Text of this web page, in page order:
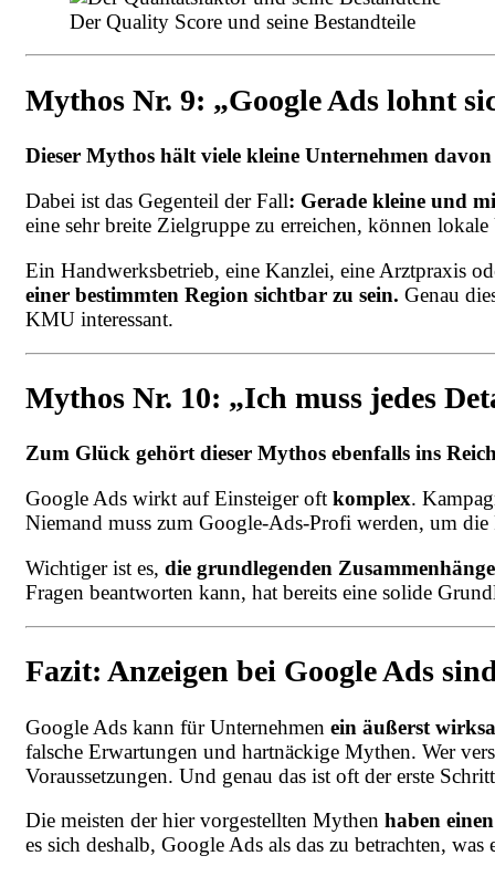
Der Quality Score und seine Bestandteile
Mythos Nr. 9: „Google Ads lohnt
Dieser Mythos hält viele kleine Unternehmen
Dabei ist das Gegenteil der Fall: Gerade kleine und
eine sehr breite Zielgruppe zu erreichen, können
Ein Handwerksbetrieb, eine Kanzlei, eine Arztpraxis
einer bestimmten Region sichtbar zu sein. Genau
KMU interessant.
Mythos Nr. 10: „Ich muss jedes
Zum Glück gehört dieser Mythos ebenfalls ins
Google Ads wirkt auf Einsteiger oft komplex.
Niemand muss zum Google-Ads-Profi werden, um
Wichtiger ist es, die grundlegenden Zusammenhänge
Fragen beantworten kann, hat bereits eine solide
Fazit: Anzeigen bei Google Ads
Google Ads kann für Unternehmen ein äußerst
falsche Erwartungen und hartnäckige Mythen. Wer
Voraussetzungen. Und genau das ist oft der erste
Die meisten der hier vorgestellten Mythen haben
es sich deshalb, Google Ads als das zu betrachten,